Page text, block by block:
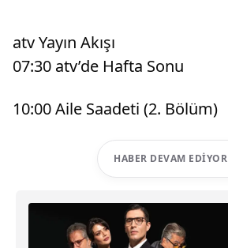
atv Yayın Akışı
07:30 atv’de Hafta Sonu
10:00 Aile Saadeti (2. Bölüm)
HABER DEVAM EDIYOR